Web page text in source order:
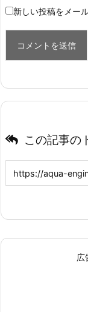
新しい投稿をメー
この記事の
広